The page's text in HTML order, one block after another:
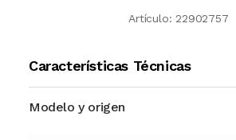
Artículo: 22902757
Características Técnicas
Modelo y origen